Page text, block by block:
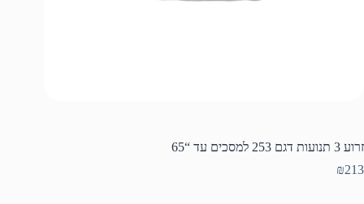
זרוע 3 תנועות דגם 253 למסכים עד “65
₪213